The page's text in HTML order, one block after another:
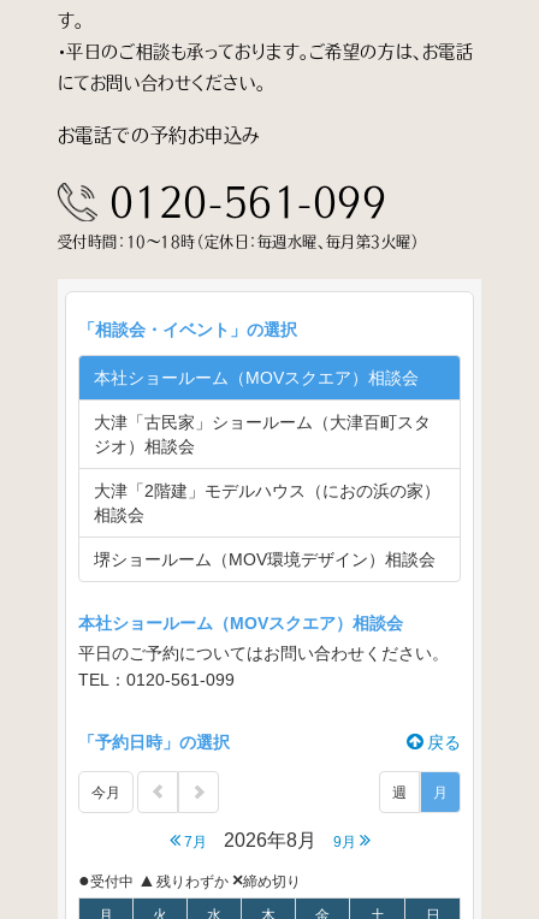
す。
・平日のご相談も承っております。ご希望の方は、お電話
にてお問い合わせください。
お電話での予約お申込み
0120-561-099
受付時間：10～18時（定休日：毎週水曜、毎月第3火曜）